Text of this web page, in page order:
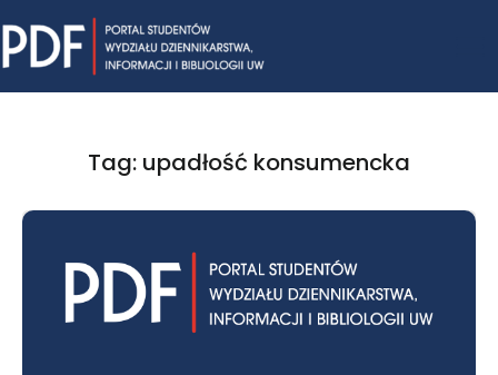
to
content
Tag: upadłość konsumencka